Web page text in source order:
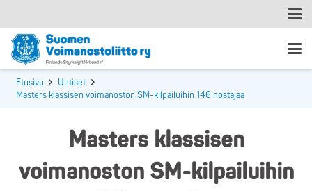
Etusivu
Uutiset
Masters klassisen voimanoston SM-kilpailuihin 146 nostajaa
Masters klassisen
voimanoston SM-kilpailuihin